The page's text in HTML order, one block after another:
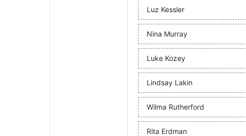
Luz Kessler
Nina Murray
Luke Kozey
Lindsay Lakin
Wilma Rutherford
Rita Erdman